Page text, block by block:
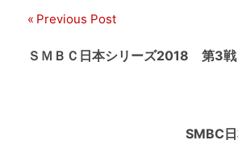
投
稿
Previous Post
ＳＭＢＣ日本シリーズ2018 第3戦
SMBC